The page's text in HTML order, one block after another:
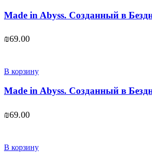
Made in Abyss. Созданный в
₪69.00
В корзину
Made in Abyss. Созданный в
₪69.00
В корзину